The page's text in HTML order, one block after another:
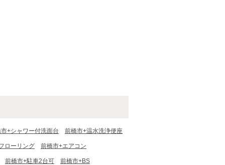
+シャワー付洗面台 前橋市+温水洗浄便座
ローリング 前橋市+エアコン
前橋市+駐車2台可 前橋市+BS